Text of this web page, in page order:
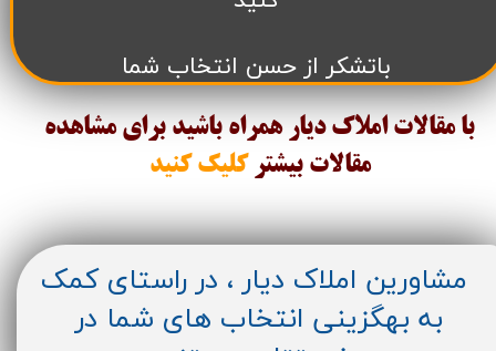
باتشکر از حسن انتخاب شما
با مقالات املاک دیار همراه باشید برای مشاهده
مقالات بیشتر کلیک کنید
مشاورین املاک دیار ، در راستای کمک
به بهگزینی انتخاب های شما در